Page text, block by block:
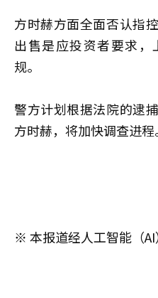
方时赫方面全面否认指
出售是应投资者要求
规。
警方计划根据法院的逮
方时赫，将加快调查进程
※ 本报道经人工智能（AI